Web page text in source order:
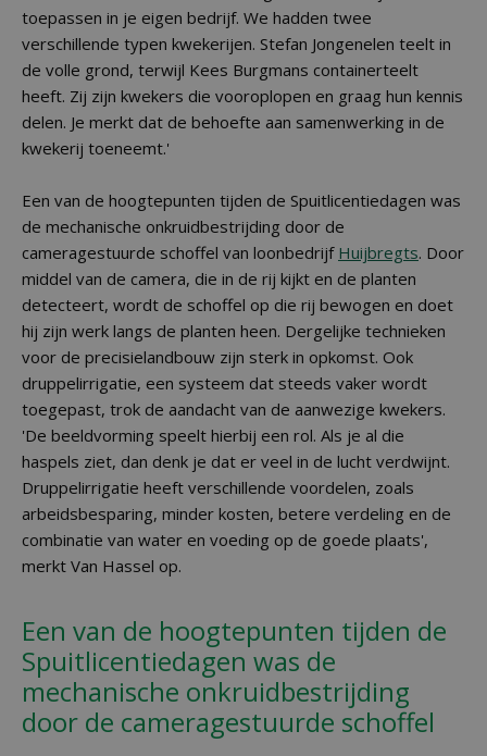
toepassen in je eigen bedrijf. We hadden twee
verschillende typen kwekerijen. Stefan Jongenelen teelt in
de volle grond, terwijl Kees Burgmans containerteelt
heeft. Zij zijn kwekers die vooroplopen en graag hun kennis
delen. Je merkt dat de behoefte aan samenwerking in de
kwekerij toeneemt.'
Een van de hoogtepunten tijden de Spuitlicentiedagen was
de mechanische onkruidbestrijding door de
cameragestuurde schoffel van loonbedrijf Huijbregts. Door
middel van de camera, die in de rij kijkt en de planten
detecteert, wordt de schoffel op die rij bewogen en doet
hij zijn werk langs de planten heen. Dergelijke technieken
voor de precisielandbouw zijn sterk in opkomst. Ook
druppelirrigatie, een systeem dat steeds vaker wordt
toegepast, trok de aandacht van de aanwezige kwekers.
'De beeldvorming speelt hierbij een rol. Als je al die
haspels ziet, dan denk je dat er veel in de lucht verdwijnt.
Druppelirrigatie heeft verschillende voordelen, zoals
arbeidsbesparing, minder kosten, betere verdeling en de
combinatie van water en voeding op de goede plaats',
merkt Van Hassel op.
Een van de hoogtepunten tijden de
Spuitlicentiedagen was de
mechanische onkruidbestrijding
door de cameragestuurde schoffel